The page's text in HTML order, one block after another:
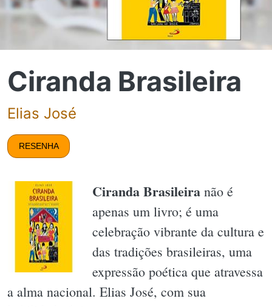
Ciranda Brasileira
Elias José
RESENHA
Ciranda Brasileira não é
apenas um livro; é uma
celebração vibrante da cultura e
das tradições brasileiras, uma
expressão poética que atravessa
a alma nacional. Elias José, com sua